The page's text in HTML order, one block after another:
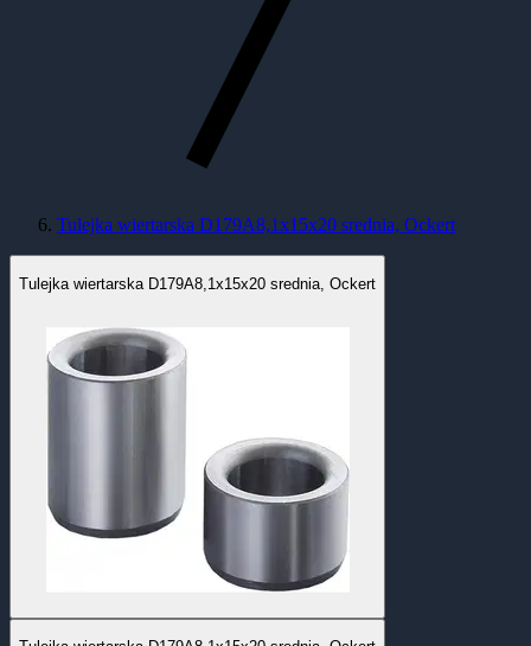
Tulejka wiertarska D179A8,1x15x20 srednia, Ockert
Tulejka wiertarska D179A8,1x15x20 srednia, Ockert